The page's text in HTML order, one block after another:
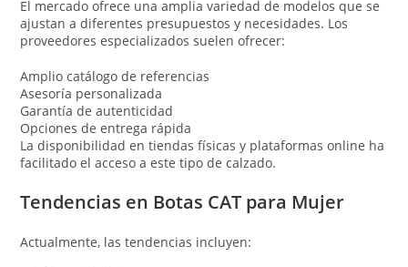
El mercado ofrece una amplia variedad de modelos que se
ajustan a diferentes presupuestos y necesidades. Los
proveedores especializados suelen ofrecer:
Amplio catálogo de referencias
Asesoría personalizada
Garantía de autenticidad
Opciones de entrega rápida
La disponibilidad en tiendas físicas y plataformas online ha
facilitado el acceso a este tipo de calzado.
Tendencias en Botas CAT para Mujer
Actualmente, las tendencias incluyen: